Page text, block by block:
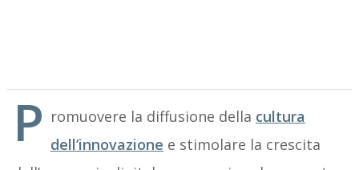
P romuovere la diffusione della cultura
dell’innovazione e stimolare la crescita